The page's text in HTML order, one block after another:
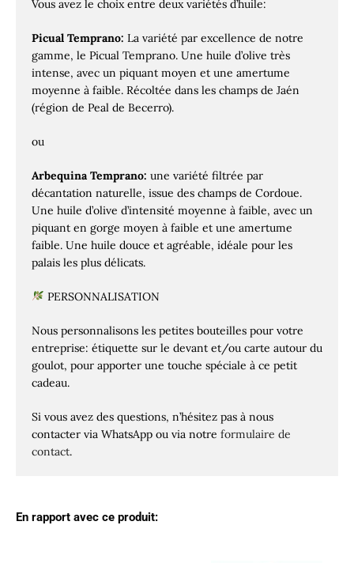
En rapport avec ce produit:
Vous avez le choix entre deux variétés d’huile:
Picual Temprano: La variété par excellence de notre
gamme, le Picual Temprano. Une huile d’olive très
intense, avec un piquant moyen et une amertume
moyenne à faible. Récoltée dans les champs de Jaén
(région de Peal de Becerro).
ou
Arbequina Temprano: une variété filtrée par
décantation naturelle, issue des champs de Cordoue.
Une huile d’olive d’intensité moyenne à faible, avec un
piquant en gorge moyen à faible et une amertume
faible. Une huile douce et agréable, idéale pour les
palais les plus délicats.
PERSONNALISATION
Nous personnalisons les petites bouteilles pour votre
entreprise: étiquette sur le devant et/ou carte autour du
goulot, pour apporter une touche spéciale à ce petit
cadeau.
Si vous avez des questions, n’hésitez pas à nous
contacter via WhatsApp ou via notre formulaire de
contact.